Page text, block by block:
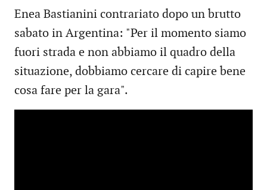
Enea Bastianini contrariato dopo un brutto
sabato in Argentina: "Per il momento siamo
fuori strada e non abbiamo il quadro della
situazione, dobbiamo cercare di capire bene
cosa fare per la gara".